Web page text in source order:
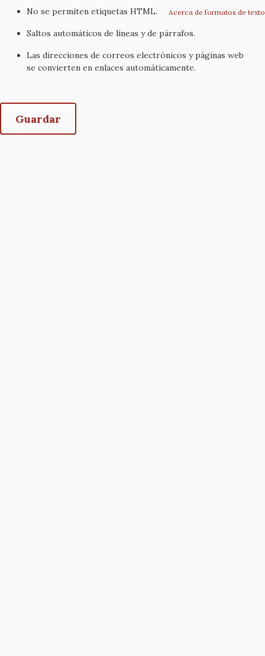
Acerca de formatos de texto
No se permiten etiquetas HTML.
Saltos automáticos de líneas y de párrafos.
Las direcciones de correos electrónicos y páginas web
se convierten en enlaces automáticamente.